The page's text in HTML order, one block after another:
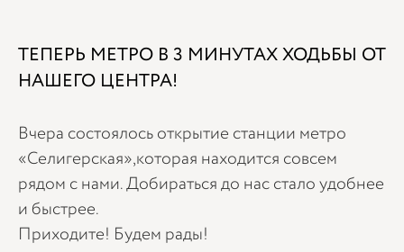
ТЕПЕРЬ МЕТРО В 3 МИНУТАХ ХОДЬБЫ ОТ
НАШЕГО ЦЕНТРА!
Вчера состоялось открытие станции метро
«Селигерская»,которая находится совсем
рядом с нами. Добираться до нас стало удобнее
и быстрее.
Приходите! Будем рады!